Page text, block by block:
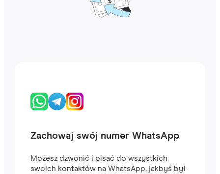
Zachowaj swój numer WhatsApp
Możesz dzwonić i pisać do wszystkich
swoich kontaktów na WhatsApp, jakbyś był